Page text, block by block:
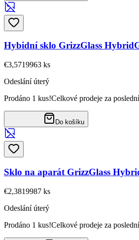
Hybidní sklo GrizzGlass
€3,5719963 ks
Odeslání úterý
Prodáno 1 kus!Celkové prodeje za
Do košíku
Sklo na aparát GrizzGlass
€2,3819987 ks
Odeslání úterý
Prodáno 1 kus!Celkové prodeje za